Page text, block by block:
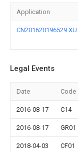
Application
CN201620196529.XU
Legal Events
Date Code
2016-08-17 C14
2016-08-17 GR01
2018-04-03 CF01